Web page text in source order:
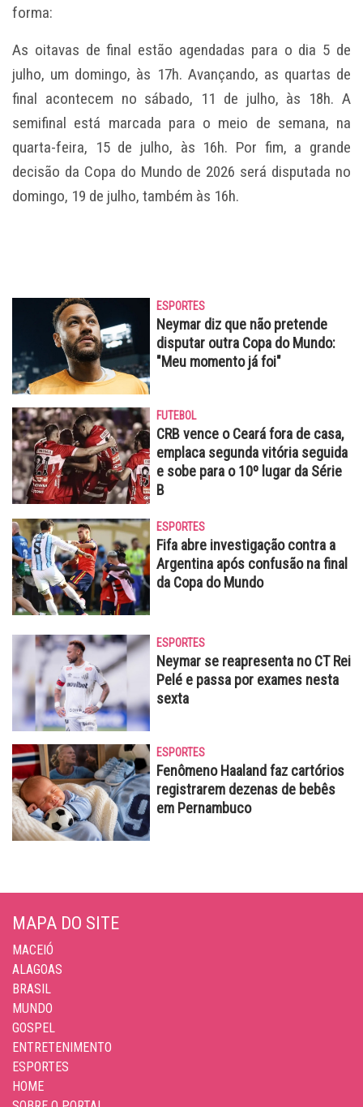
forma:
As oitavas de final estão agendadas para o dia 5 de
julho, um domingo, às 17h. Avançando, as quartas de
final acontecem no sábado, 11 de julho, às 18h. A
semifinal está marcada para o meio de semana, na
quarta-feira, 15 de julho, às 16h. Por fim, a grande
decisão da Copa do Mundo de 2026 será disputada no
domingo, 19 de julho, também às 16h.
ESPORTES
Neymar diz que não pretende
disputar outra Copa do Mundo:
"Meu momento já foi"
FUTEBOL
CRB vence o Ceará fora de casa,
emplaca segunda vitória seguida
e sobe para o 10º lugar da Série
B
ESPORTES
Fifa abre investigação contra a
Argentina após confusão na final
da Copa do Mundo
ESPORTES
Neymar se reapresenta no CT Rei
Pelé e passa por exames nesta
sexta
ESPORTES
Fenômeno Haaland faz cartórios
registrarem dezenas de bebês
em Pernambuco
MAPA DO SITE
MACEIÓ
ALAGOAS
BRASIL
MUNDO
GOSPEL
ENTRETENIMENTO
ESPORTES
HOME